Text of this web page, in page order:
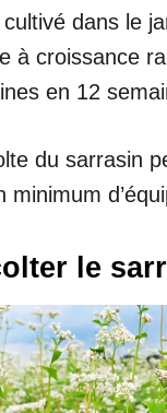
dans le
à croissance
en 12
du sarrasin
minimum
le